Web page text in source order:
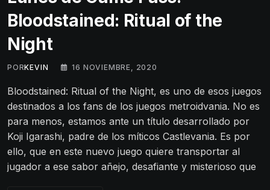
Bloodstained: Ritual of the
Night
PORKEVIN 16 NOVIEMBRE, 2020
Bloodstained: Ritual of the Night, es uno de esos juegos
destinados a los fans de los juegos metroidvania. No es
para menos, estamos ante un título desarrollado por
Koji Igarashi, padre de los míticos Castlevania. Es por
ello, que en este nuevo juego quiere transportar al
jugador a ese sabor añejo, desafiante y misterioso que